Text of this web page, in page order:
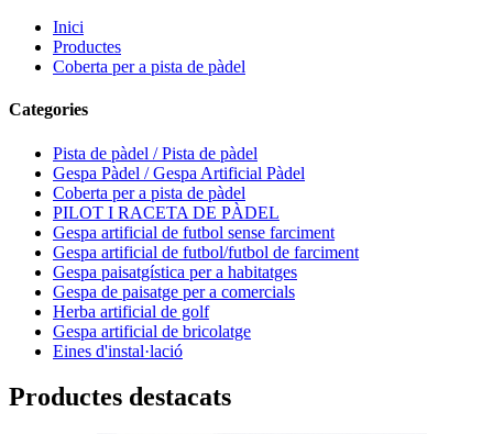
Inici
Productes
Coberta per a pista de pàdel
Categories
Pista de pàdel / Pista de pàdel
Gespa Pàdel / Gespa Artificial Pàdel
Coberta per a pista de pàdel
PILOT I RACETA DE PÀDEL
Gespa artificial de futbol sense farciment
Gespa artificial de futbol/futbol de farciment
Gespa paisatgística per a habitatges
Gespa de paisatge per a comercials
Herba artificial de golf
Gespa artificial de bricolatge
Eines d'instal·lació
Productes destacats